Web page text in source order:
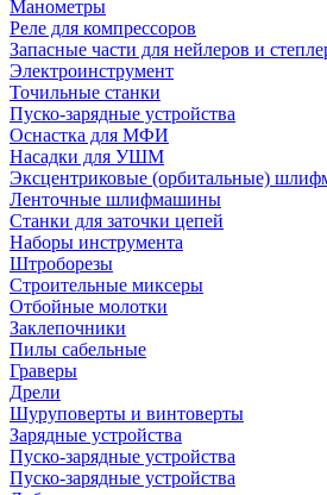
Манометры
Реле для компрессоров
Запасные части для нейлеров и
Электроинструмент
Точильные станки
Пуско-зарядные устройства
Оснастка для МФИ
Насадки для УШМ
Эксцентриковые (орбитальные)
Ленточные шлифмашины
Станки для заточки цепей
Наборы инструмента
Штроборезы
Строительные миксеры
Отбойные молотки
Заклепочники
Пилы сабельные
Граверы
Дрели
Шуруповерты и винтоверты
Зарядные устройства
Пуско-зарядные устройства
Пуско-зарядные устройства